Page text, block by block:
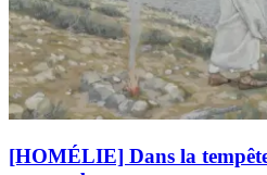
[HOMÉLIE] Dans la